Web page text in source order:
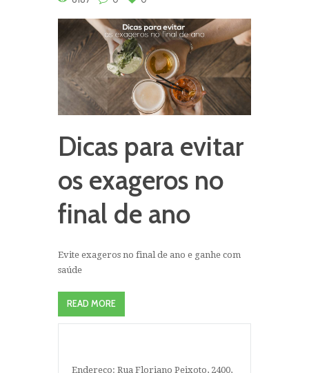
Dicas para evitar
os exageros no
final de ano
Evite exageros no final de ano e ganhe com
saúde
READ MORE
Endereço: Rua Floriano Peixoto, 2400,